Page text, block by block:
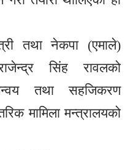
तथा नेकपा (एमाले)
सिंह रावलको
तथा सहजिकरण
मामिला मन्त्रालयको